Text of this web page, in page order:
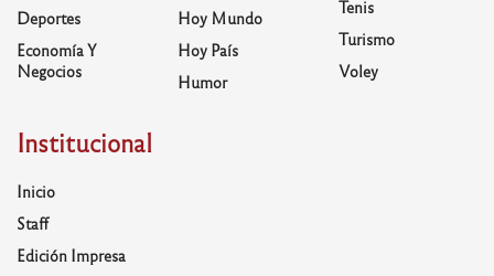
Deportes
Economía Y
Negocios
Hoy Mundo
Hoy País
Humor
Tenis
Turismo
Voley
Institucional
Inicio
Staff
Edición Impresa